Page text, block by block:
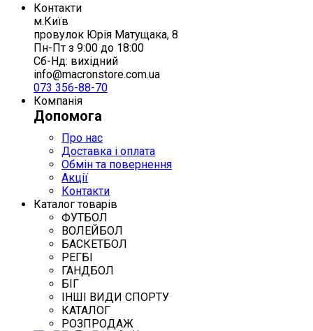
Контакти
м.Київ
провулок Юрія Матущака, 8
Пн-Пт з 9:00 до 18:00
Сб-Нд: вихідний
info@macronstore.com.ua
073 356-88-70
Компанія
Допомога
Про нас
Доставка і оплата
Обмін та повернення
Акції
Контакти
Каталог товарів
ФУТБОЛ
ВОЛЕЙБОЛ
БАСКЕТБОЛ
РЕГБІ
ГАНДБОЛ
БІГ
ІНШІ ВИДИ СПОРТУ
КАТАЛОГ
РОЗПРОДАЖ